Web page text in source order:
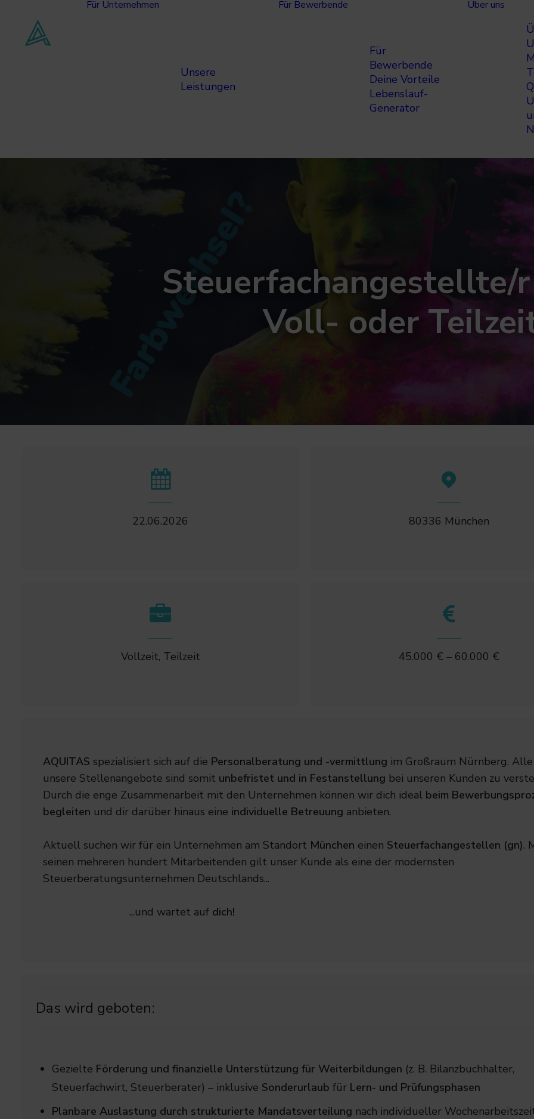
Für Unternehmen
Unsere
Leistungen
Für Bewerbende
Für
Bewerbende
Deine Vorteile
Lebenslauf-
Generator
Über uns
Steuerfachangestellte/
Voll- oder
22.06.2026 80336 München
Vollzeit, Teilzeit 45.000 € – 60.000 €
AQUITAS spezialisiert sich auf die Personalberatung und -vermittlung im Großraum Nürnberg. Alle
unsere Stellenangebote sind somit unbefristet und in Festanstellung bei unseren Kunden zu
Durch die enge Zusammenarbeit mit den Unternehmen können wir dich ideal beim
begleiten und dir darüber hinaus eine individuelle Betreuung anbieten.
Aktuell suchen wir für ein Unternehmen am Standort München einen Steuerfachangestellen (gn).
seinen mehreren hundert Mitarbeitenden gilt unser Kunde als eine der modernsten
Steuerberatungsunternehmen Deutschlands...
...und wartet auf dich!
Das wird geboten:
Gezielte Förderung und finanzielle Unterstützung für Weiterbildungen (z. B. Bilanzbuchhalter,
Steuerfachwirt, Steuerberater) – inklusive Sonderurlaub für Lern- und Prüfungsphasen
Planbare Auslastung durch strukturierte Mandatsverteilung nach individueller